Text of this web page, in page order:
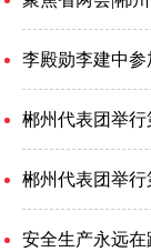
李殿勋李建中
郴州代表团举
郴州代表团举
安全生产永远